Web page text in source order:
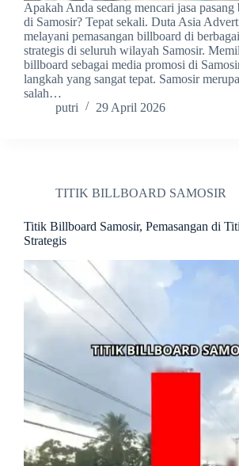
Apakah Anda sedang mencari jasa pasang
di Samosir? Tepat sekali. Duta Asia
melayani pemasangan billboard di
strategis di seluruh wilayah Samosir.
billboard sebagai media promosi di
langkah yang sangat tepat. Samosir
salah…
putri
29 April 2026
TITIK BILLBOARD SAMOSIR
Titik Billboard Samosir, Pemasangan di
Strategis